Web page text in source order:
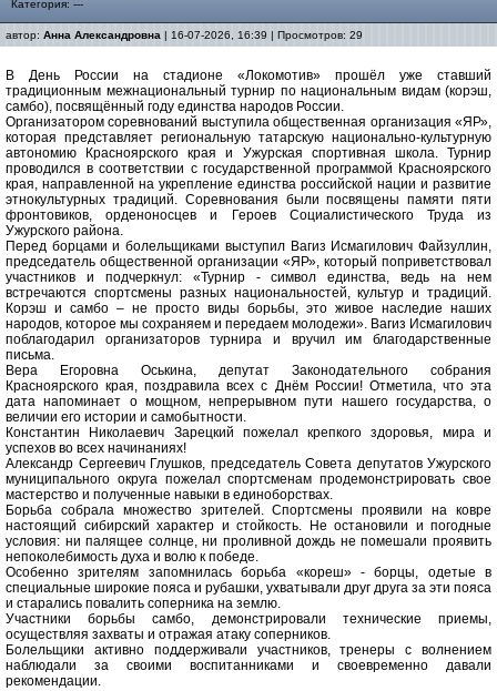
Категория: ---
автор: Анна Александровна | 16-07-2026, 16:39 | Просмотров: 29
В День России на стадионе «Локомотив» прошёл уже ставший
традиционным межнациональный турнир по национальным видам (корэш,
самбо), посвящённый году единства народов России.
Организатором соревнований выступила общественная организация «ЯР»,
которая представляет региональную татарскую национально-культурную
автономию Красноярского края и Ужурская спортивная школа. Турнир
проводился в соответствии с государственной программой Красноярского
края, направленной на укрепление единства российской нации и развитие
этнокультурных традиций. Соревнования были посвящены памяти пяти
фронтовиков, орденоносцев и Героев Социалистического Труда из
Ужурского района.
Перед борцами и болельщиками выступил Вагиз Исмагилович Файзуллин,
председатель общественной организации «ЯР», который поприветствовал
участников и подчеркнул: «Турнир - символ единства, ведь на нем
встречаются спортсмены разных национальностей, культур и традиций.
Корэш и самбо – не просто виды борьбы, это живое наследие наших
народов, которое мы сохраняем и передаем молодежи». Вагиз Исмагилович
поблагодарил организаторов турнира и вручил им благодарственные
письма.
Вера Егоровна Оськина, депутат Законодательного собрания
Красноярского края, поздравила всех с Днём России! Отметила, что эта
дата напоминает о мощном, непрерывном пути нашего государства, о
величии его истории и самобытности.
Константин Николаевич Зарецкий пожелал крепкого здоровья, мира и
успехов во всех начинаниях!
Александр Сергеевич Глушков, председатель Совета депутатов Ужурского
муниципального округа пожелал спортсменам продемонстрировать свое
мастерство и полученные навыки в единоборствах.
Борьба собрала множество зрителей. Спортсмены проявили на ковре
настоящий сибирский характер и стойкость. Не остановили и погодные
условия: ни палящее солнце, ни проливной дождь не помешали проявить
непоколебимость духа и волю к победе.
Особенно зрителям запомнилась борьба «кореш» - борцы, одетые в
специальные широкие пояса и рубашки, ухватывали друг друга за эти пояса
и старались повалить соперника на землю.
Участники борьбы самбо, демонстрировали технические приемы,
осуществляя захваты и отражая атаку соперников.
Болельщики активно поддерживали участников, тренеры с волнением
наблюдали за своими воспитанниками и своевременно давали
рекомендации.